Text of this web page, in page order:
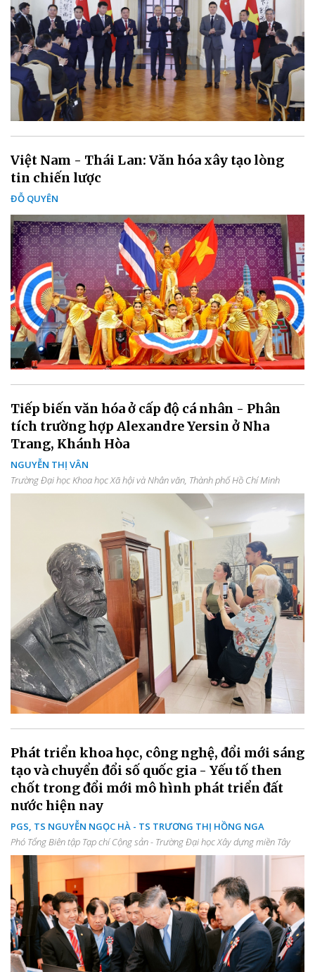
Việt Nam - Thái Lan: Văn hóa xây tạo lòng
tin chiến lược
ĐỖ QUYÊN
Tiếp biến văn hóa ở cấp độ cá nhân - Phân
tích trường hợp Alexandre Yersin ở Nha
Trang, Khánh Hòa
NGUYỄN THỊ VÂN
Trường Đại học Khoa học Xã hội và Nhân văn, Thành phố Hồ Chí Minh
Phát triển khoa học, công nghệ, đổi mới sáng
tạo và chuyển đổi số quốc gia - Yếu tố then
chốt trong đổi mới mô hình phát triển đất
nước hiện nay
PGS, TS NGUYỄN NGỌC HÀ - TS TRƯƠNG THỊ HỒNG NGA
Phó Tổng Biên tập Tạp chí Cộng sản - Trường Đại học Xây dựng miền Tây